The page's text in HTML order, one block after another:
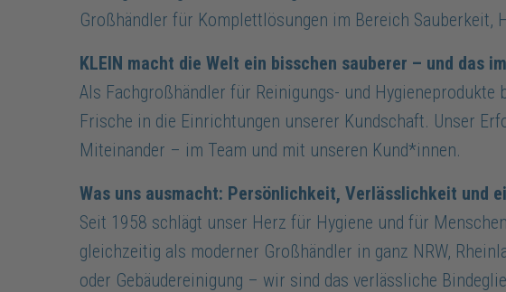
Großhändler für Komplettlösungen im Bereich Sauberkeit,
KLEIN macht die Welt ein bisschen sauberer – und das
Als Fachgroßhändler für Reinigungs- und
Frische in die Einrichtungen unserer Kundschaft. Unser
Miteinander – im Team und mit unseren Kund*innen.
Was uns ausmacht: Persönlichkeit, Verlässlichkeit und
Seit 1958 schlägt unser Herz für Hygiene und für
gleichzeitig als moderner Großhändler in ganz NRW,
oder Gebäudereinigung – wir sind das verlässliche